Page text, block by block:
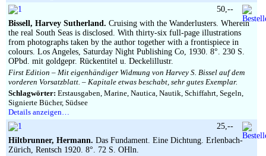
Bissell, Harvey Sutherland. Cruising with the Wanderlusters. Wherein
the real South Seas is disclosed. With thirty-six full-page illustrations
from photographs taken by the author together with a frontispiece in
colours. Los Angeles, Saturday Night Publishing Co, 1930. 8°. 230 S.
OPbd. mit goldgepr. Rückentitel u. Deckelillustr.
First Edition – Mit eigenhändiger Widmung von Harvey S. Bissel auf dem
vorderen Vorsatzblatt. – Kapitale etwas beschabt, sehr gutes Exemplar.
Schlagwörter: Erstausgaben, Marine, Nautica, Nautik, Schiffahrt, Segeln,
Signierte Bücher, Südsee
Details anzeigen…
50,--
Hiltbrunner, Hermann. Das Fundament. Eine Dichtung. Erlenbach-
Zürich, Rentsch 1920. 8°. 72 S. OHln.
25,--